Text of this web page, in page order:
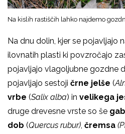
Na kislih rastiščih lahko najdemo
Na dnu dolin, kjer se pojavljajo
ilovnatih plasti ki povzročajo
pojavljajo vlagoljubne gozdne
pojavljajo sestoji črne jelše (
vrbe (Salix alba) in velikega
druge drevesne vrste so še
dob (Quercus rubur), čremsa